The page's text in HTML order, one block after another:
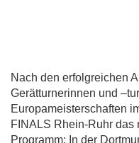
Nach den erfolgreichen
Gerätturnerinnen und
Europameisterschaften
FINALS Rhein-Ruhr das
Programm: In der